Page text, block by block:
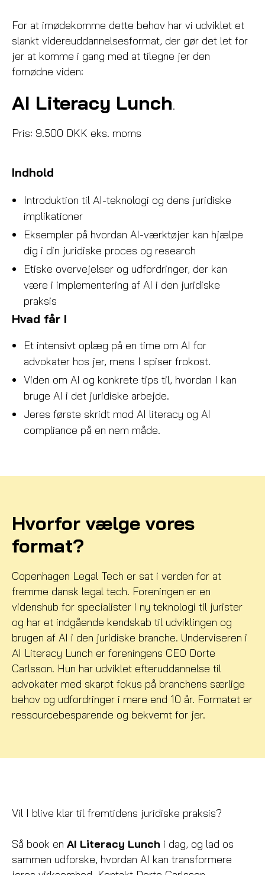
For at imødekomme dette behov har vi udviklet et
slankt videreuddannelsesformat, der gør det let for
jer at komme i gang med at tilegne jer den
fornødne viden:
AI Literacy Lunch.
Pris: 9.500 DKK eks. moms
Indhold
Introduktion til AI-teknologi og dens juridiske
implikationer
Eksempler på hvordan AI-værktøjer kan hjælpe
dig i din juridiske proces og research
Etiske overvejelser og udfordringer, der kan
være i implementering af AI i den juridiske
praksis
Hvad får I
Et intensivt oplæg på en time om AI for
advokater hos jer, mens I spiser frokost.
Viden om AI og konkrete tips til, hvordan I kan
bruge AI i det juridiske arbejde.
Jeres første skridt mod AI literacy og AI
compliance på en nem måde.
Hvorfor vælge vores
format?
Copenhagen Legal Tech er sat i verden for at
fremme dansk legal tech. Foreningen er en
videnshub for specialister i ny teknologi til jurister
og har et indgående kendskab til udviklingen og
brugen af AI i den juridiske branche. Underviseren i
AI Literacy Lunch er foreningens CEO Dorte
Carlsson. Hun har udviklet efteruddannelse til
advokater med skarpt fokus på branchens særlige
behov og udfordringer i mere end 10 år. Formatet er
ressourcebesparende og bekvemt for jer.
Vil I blive klar til fremtidens juridiske praksis?
Så book en AI Literacy Lunch i dag, og lad os
sammen udforske, hvordan AI kan transformere